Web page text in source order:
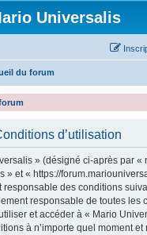
Universalis
du forum
d’utilisation
» (désigné ci-après par «
» et « https://
responsable des conditions
responsable de toutes les
et accéder à « Mario
à n’importe quel moment